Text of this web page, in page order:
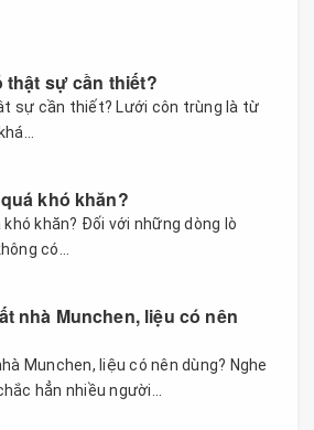
sự cần thiết?
sự cần thiết? Lưới côn trùng là từ
khó khăn?
khăn? Đối với những dòng lò
có...
nhà Munchen, liệu có nên
Munchen, liệu có nên dùng? Nghe
hẳn nhiều người...